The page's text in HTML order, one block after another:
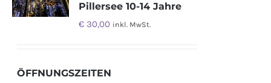
Pillersee 10-14 Jahre
€ 30,00 inkl. MwSt.
ÖFFNUNGSZEITEN